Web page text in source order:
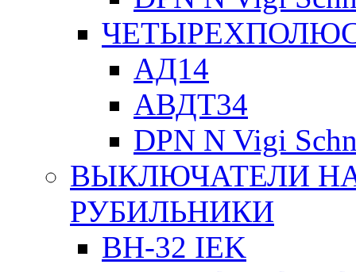
АД14
АВДТ34
DPN N Vigi
ВЫКЛЮЧАТЕЛИ
РУБИЛЬНИКИ
ВН-32 IEK